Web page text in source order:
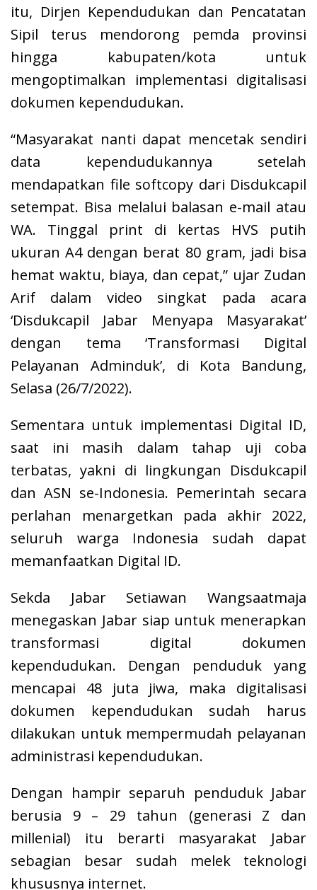
itu, Dirjen Kependudukan dan Pencatatan
Sipil terus mendorong pemda provinsi
hingga kabupaten/kota untuk
mengoptimalkan implementasi digitalisasi
dokumen kependudukan.
“Masyarakat nanti dapat mencetak sendiri
data kependudukannya setelah
mendapatkan file softcopy dari Disdukcapil
setempat. Bisa melalui balasan e-mail atau
WA. Tinggal print di kertas HVS putih
ukuran A4 dengan berat 80 gram, jadi bisa
hemat waktu, biaya, dan cepat,” ujar Zudan
Arif dalam video singkat pada acara
‘Disdukcapil Jabar Menyapa Masyarakat’
dengan tema ‘Transformasi Digital
Pelayanan Adminduk’, di Kota Bandung,
Selasa (26/7/2022).
Sementara untuk implementasi Digital ID,
saat ini masih dalam tahap uji coba
terbatas, yakni di lingkungan Disdukcapil
dan ASN se-Indonesia. Pemerintah secara
perlahan menargetkan pada akhir 2022,
seluruh warga Indonesia sudah dapat
memanfaatkan Digital ID.
Sekda Jabar Setiawan Wangsaatmaja
menegaskan Jabar siap untuk menerapkan
transformasi digital dokumen
kependudukan. Dengan penduduk yang
mencapai 48 juta jiwa, maka digitalisasi
dokumen kependudukan sudah harus
dilakukan untuk mempermudah pelayanan
administrasi kependudukan.
Dengan hampir separuh penduduk Jabar
berusia 9 – 29 tahun (generasi Z dan
millenial) itu berarti masyarakat Jabar
sebagian besar sudah melek teknologi
khususnya internet.